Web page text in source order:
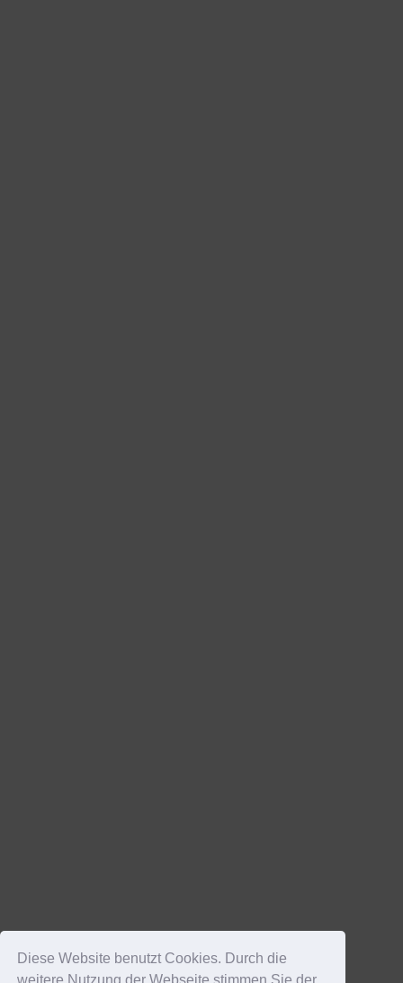
Diese Website benutzt Cookies. Durch die
weitere Nutzung der Webseite stimmen Sie der